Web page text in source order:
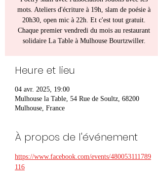
mots. Ateliers d'écriture à 19h, slam de poésie à
20h30, open mic à 22h. Et c'est tout gratuit.
Chaque premier vendredi du mois au restaurant
solidaire La Table à Mulhouse Bourtzwiller.
Heure et lieu
04 avr. 2025, 19:00
Mulhouse la Table, 54 Rue de Soultz, 68200
Mulhouse, France
À propos de l'événement
https://www.facebook.com/events/480053111789
116